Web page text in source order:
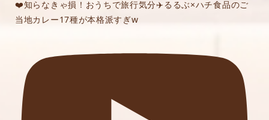
❤️知らなきゃ損！おうちで旅行気分✈️るるぶ×ハチ食品のご
当地カレー17種が本格派すぎw